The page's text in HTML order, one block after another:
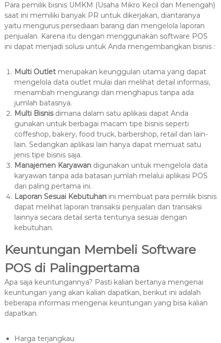
Para pemilik bisnis UMKM (Usaha Mikro Kecil dan Menengah)
saat ini memiliki banyak PR untuk dikerjakan, diantaranya
yaitu mengurus persediaan barang dan mengelola laporan
penjualan. Karena itu dengan menggunakan software POS
ini dapat menjadi solusi untuk Anda mengembangkan bisnis :
Multi Outletmerupakan keunggulan utama yang dapat
mengelola data outlet mulai dari melihat detail informasi,
menambah mengurangi dan menghapus tanpa ada
jumlah batasnya.
Multi Bisnisdimana dalam satu aplikasi dapat Anda
gunakan untuk berbagai macam tipe bisnis seperti
coffeshop, bakery, food truck, barbershop, retail dan lain-
lain. Sedangkan aplikasi lain hanya dapat memuat satu
jenis tipe bisnis saja.
Manajemen Karyawandigunakan untuk mengelola data
karyawan tanpa ada batasan jumlah melalui aplikasi POS
dari paling pertama ini.
Laporan Sesuai Kebutuhanini membuat para pemilik bisnis
dapat melihat laporan transaksi penjualan dan transaksi
lainnya secara detail serta tentunya sesuai dengan
kebutuhan.
Keuntungan Membeli Software
POS di Palingpertama
Apa saja keuntungannya? Pasti kalian bertanya mengenai
keuntungan yang akan kalian dapatkan, berikut ini adalah
beberapa informasi mengenai keuntungan yang bisa kalian
dapatkan.
Harga terjangkau